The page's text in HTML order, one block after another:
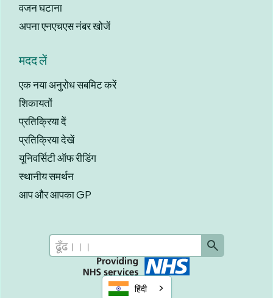
वजन घटाना
अपना एनएचएस नंबर खोजें
मदद लें
एक नया अनुरोध सबमिट करें
शिकायतों
प्रतिक्रिया दें
प्रतिक्रिया देखें
यूनिवर्सिटी ऑफ रीडिंग
स्थानीय समर्थन
आप और आपका GP
हिंदी